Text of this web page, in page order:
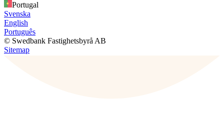
Portugal
Svenska
English
Português
© Swedbank Fastighetsbyrå AB
Sitemap